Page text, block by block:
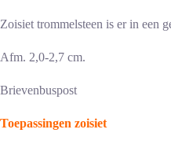
Zoisiet trommelsteen is er in een
Afm. 2,0-2,7 cm.
Brievenbuspost
Toepassingen zoisiet